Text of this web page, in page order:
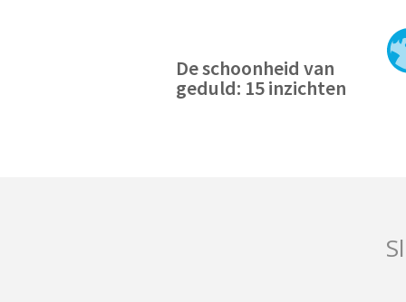
De schoonheid van
geduld: 15 inzichten